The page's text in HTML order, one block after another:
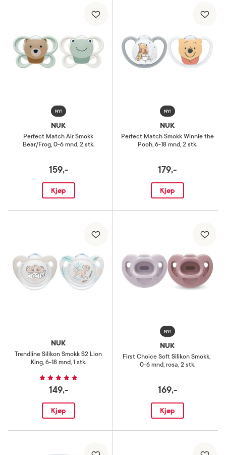
NY!
NUK
Perfect Match Air Smokk
Bear/Frog, 0-6 mnd, 2 stk.
159,-
Kjøp
NY!
NUK
Perfect Match Smokk Winnie the
Pooh, 6-18 mnd, 2 stk.
179,-
Kjøp
NUK
Trendline Silikon Smokk S2 Lion
King, 6-18 mnd, 1 stk.
149,-
Kjøp
NY!
NUK
First Choice Soft Silikon Smokk,
0-6 mnd, rosa, 2 stk.
169,-
Kjøp